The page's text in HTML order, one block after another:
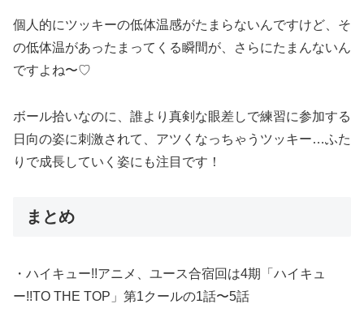
個人的にツッキーの低体温感がたまらないんですけど、そ
の低体温があったまってくる瞬間が、さらにたまんないん
ですよね〜♡
ボール拾いなのに、誰より真剣な眼差しで練習に参加する
日向の姿に刺激されて、アツくなっちゃうツッキー…ふた
りで成長していく姿にも注目です！
まとめ
・ハイキュー!!アニメ、ユース合宿回は4期「ハイキュ
ー!!TO THE TOP」第1クールの1話〜5話